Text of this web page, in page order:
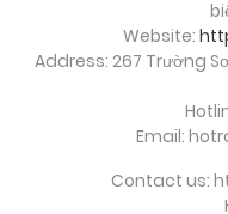
Website:
Address: 267 Trường
Email:
Contact us: